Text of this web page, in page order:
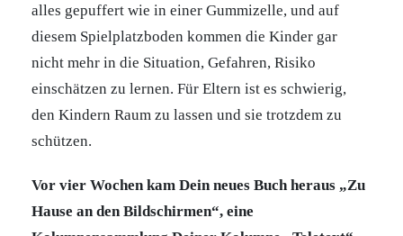
alles gepuffert wie in einer Gummizelle, und auf
diesem Spielplatzboden kommen die Kinder gar
nicht mehr in die Situation, Gefahren, Risiko
einschätzen zu lernen. Für Eltern ist es schwierig,
den Kindern Raum zu lassen und sie trotzdem zu
schützen.
Vor vier Wochen kam Dein neues Buch heraus „Zu
Hause an den Bildschirmen“, eine